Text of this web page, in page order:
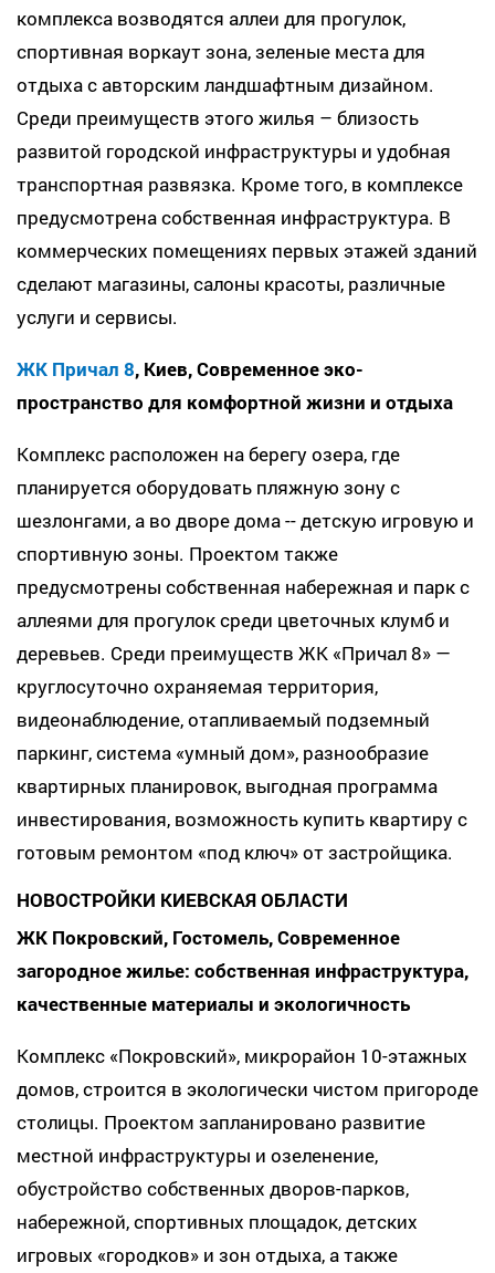
комплекса возводятся аллеи для прогулок,
спортивная воркаут зона, зеленые места для
отдыха с авторским ландшафтным дизайном.
Среди преимуществ этого жилья – близость
развитой городской инфраструктуры и удобная
транспортная развязка. Кроме того, в комплексе
предусмотрена собственная инфраструктура. В
коммерческих помещениях первых этажей зданий
сделают магазины, салоны красоты, различные
услуги и сервисы.
ЖК Причал 8, Киев, Современное эко-
пространство для комфортной жизни и отдыха
Комплекс расположен на берегу озера, где
планируется оборудовать пляжную зону с
шезлонгами, а во дворе дома -- детскую игровую и
спортивную зоны. Проектом также
предусмотрены собственная набережная и парк с
аллеями для прогулок среди цветочных клумб и
деревьев. Среди преимуществ ЖК «Причал 8» —
круглосуточно охраняемая территория,
видеонаблюдение, отапливаемый подземный
паркинг, система «умный дом», разнообразие
квартирных планировок, выгодная программа
инвестирования, возможность купить квартиру с
готовым ремонтом «под ключ» от застройщика.
НОВОСТРОЙКИ КИЕВСКАЯ ОБЛАСТИ
ЖК Покровский, Гостомель, Современное
загородное жилье: собственная инфраструктура,
качественные материалы и экологичность
Комплекс «Покровский», микрорайон 10-этажных
домов, строится в экологически чистом пригороде
столицы. Проектом запланировано развитие
местной инфраструктуры и озеленение,
обустройство собственных дворов-парков,
набережной, спортивных площадок, детских
игровых «городков» и зон отдыха, а также